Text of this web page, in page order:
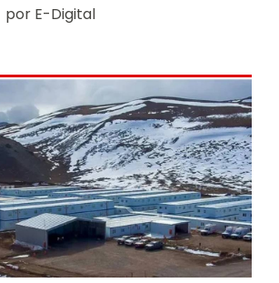
por E-Digital